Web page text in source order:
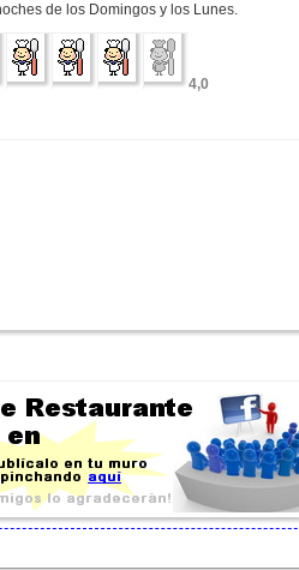
de los Domingos y los Lunes.
4,0